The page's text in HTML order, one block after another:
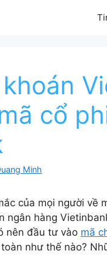
cổ
Minh
của mọi người về
ngân hàng
nên đầu tư vào mã
như thế nào?